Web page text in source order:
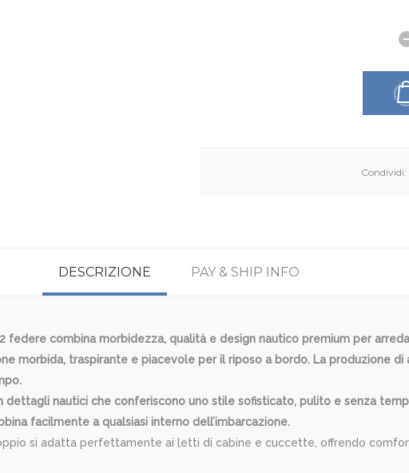
Condividi:
DESCRIZIONE PAY & SHIP INFO
federe combina morbidezza, qualità e design nautico premium per
morbida, traspirante e piacevole per il riposo a bordo. La produzione
dettagli nautici che conferiscono uno stile sofisticato, pulito e senza
facilmente a qualsiasi interno dell’imbarcazione.
si adatta perfettamente ai letti di cabine e cuccette, offrendo